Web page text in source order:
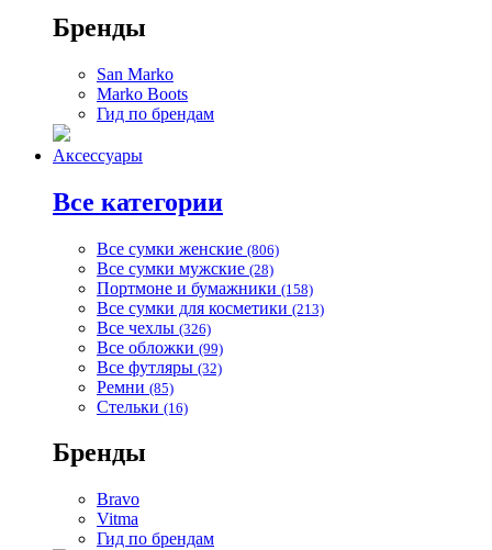
Бренды
San Marko
Marko Boots
Гид по брендам
Аксессуары
Все категории
Все сумки женские (806)
Все сумки мужские (28)
Портмоне и бумажники (158)
Все сумки для косметики (213)
Все чехлы (326)
Все обложки (99)
Все футляры (32)
Ремни (85)
Стельки (16)
Бренды
Bravo
Vitma
Гид по брендам